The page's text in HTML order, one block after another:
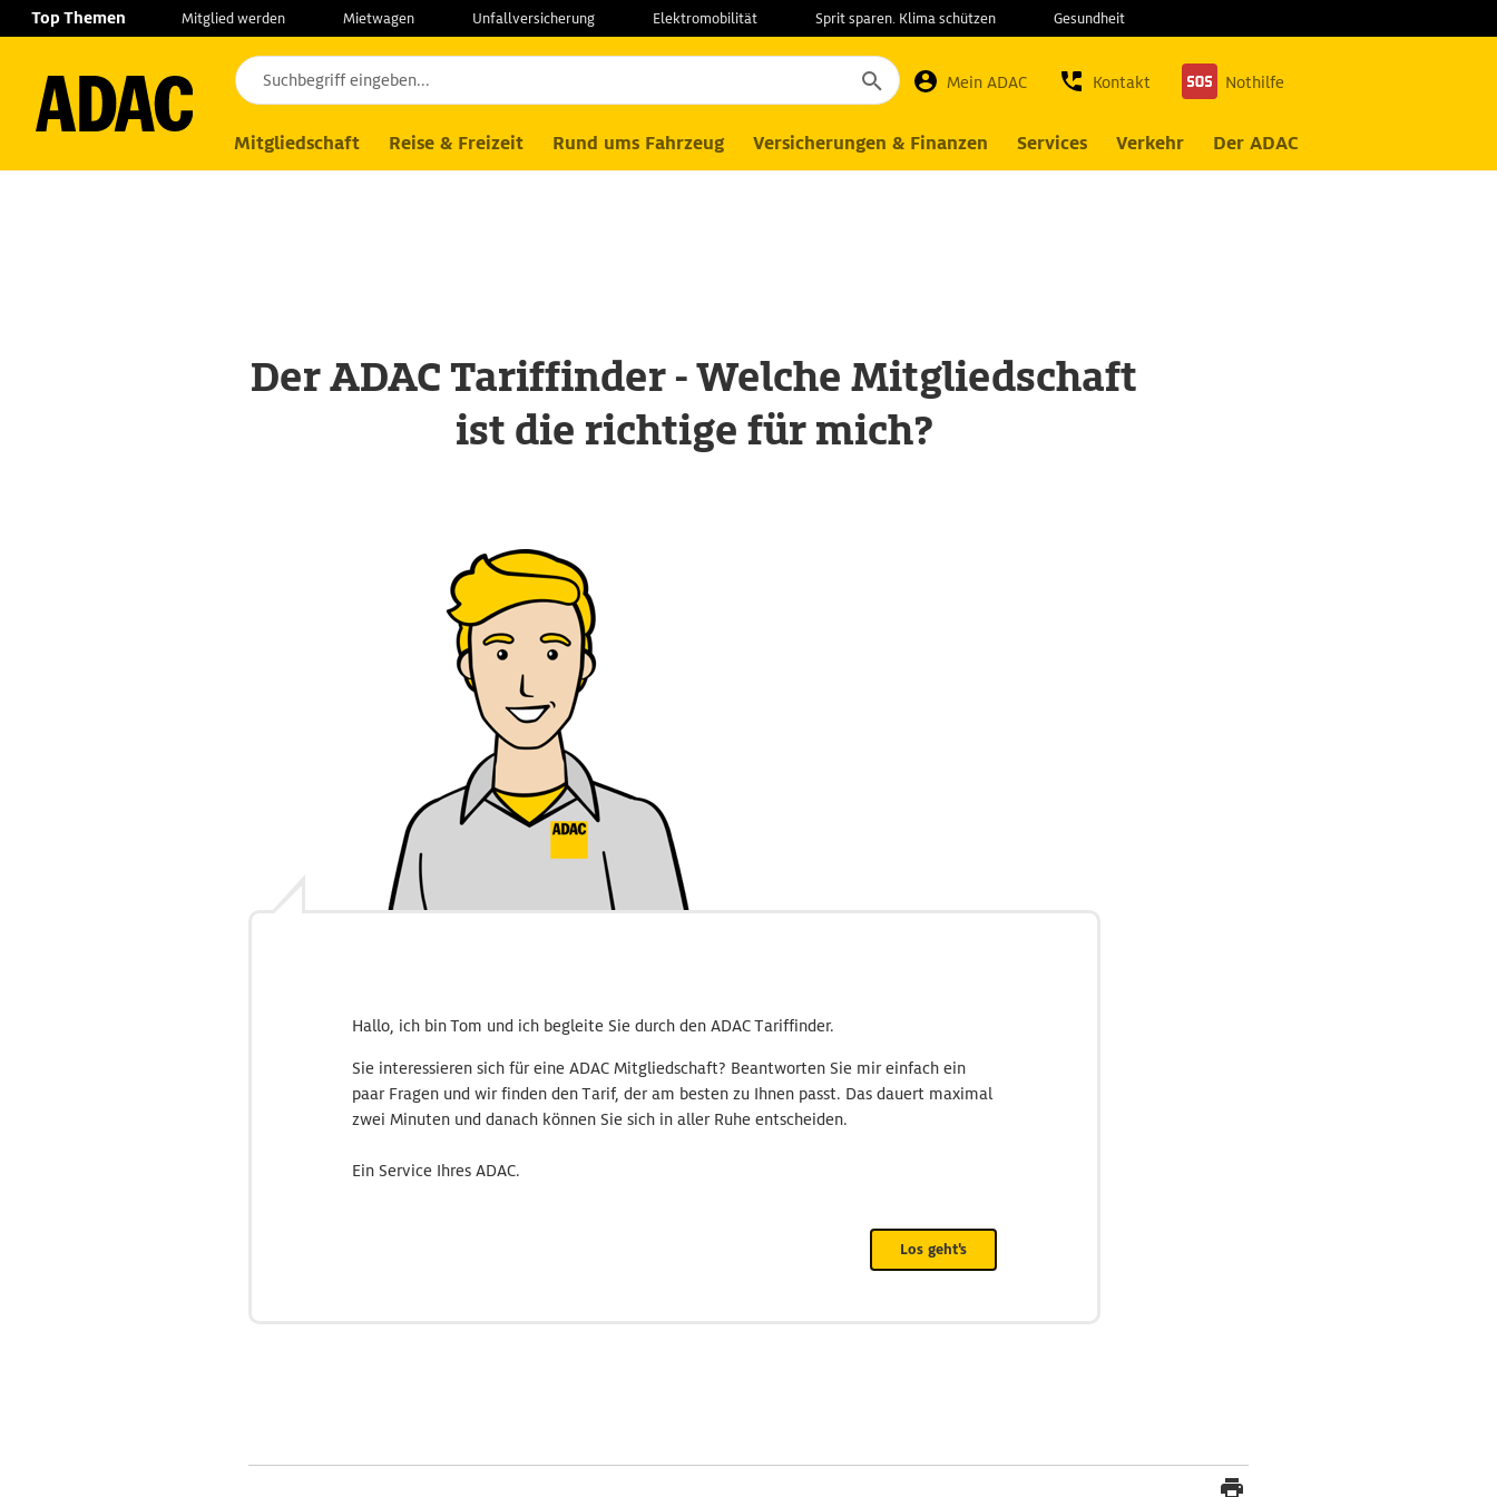
NavigationSucheSeiteninhaltFußzeile
Top Themen Mitglied werden Mietwagen Unfallversicherung Elektromobilität Sprit sparen. Klima schützen Gesundheit
Mein ADAC Kontakt Nothilfe
Mitgliedschaft Reise & Freizeit Rund ums Fahrzeug Versicherungen & Finanzen Services Verkehr Der ADAC
Mitgliedschaft Kündigung Wiedereintritt
Der ADAC Tariffinder - Welche Mitgliedschaft
ist die richtige für mich?
Hallo, ich bin Tom und ich begleite Sie durch den ADAC Tariffinder.
Sie interessieren sich für eine ADAC Mitgliedschaft? Beantworten Sie mir einfach ein
paar Fragen und wir finden den Tarif, der am besten zu Ihnen passt. Das dauert maximal
zwei Minuten und danach können Sie sich in aller Ruhe entscheiden.
Ein Service Ihres ADAC.
Los geht's